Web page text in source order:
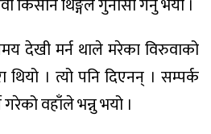
किसान थिङ्गले गुनासो गर्नु भयो ।
देखी मर्न थाले मरेका विरुवाको
। त्यो पनि दिएनन् । सम्पर्क
गरेको वहाँले भन्नु भयो ।